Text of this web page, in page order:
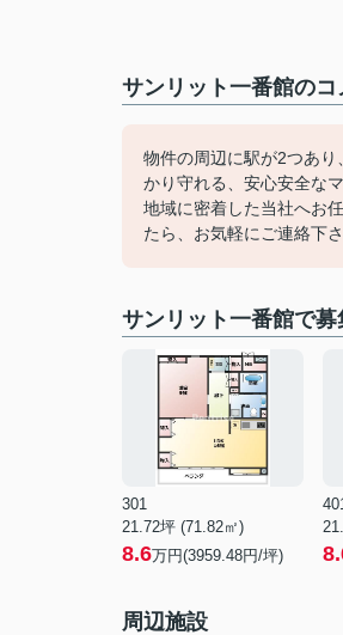
サンリット一番館の
物件の周辺に駅が2つあ
かり守れる、安心安全な
地域に密着した当社へお
たら、お気軽にご連絡下さ
サンリット一番館で
301
21.72坪 (71.82㎡)
8.6万円(3959.48円/坪)
周辺施設